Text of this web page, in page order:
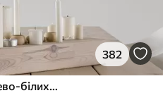
382
Букет великих пишних рожево-білих квітів півонії із зеленим листям на м’якому розмитому фоні